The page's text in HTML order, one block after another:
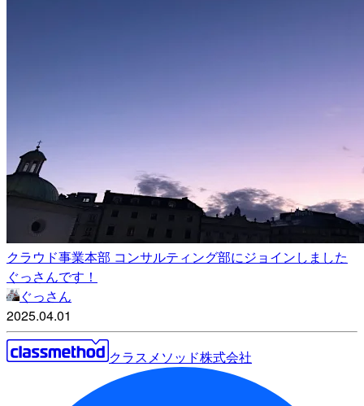
クラウド事業本部 コンサルティング部にジョインしました
ぐっさんです！
ぐっさん
2025.04.01
クラスメソッド株式会社